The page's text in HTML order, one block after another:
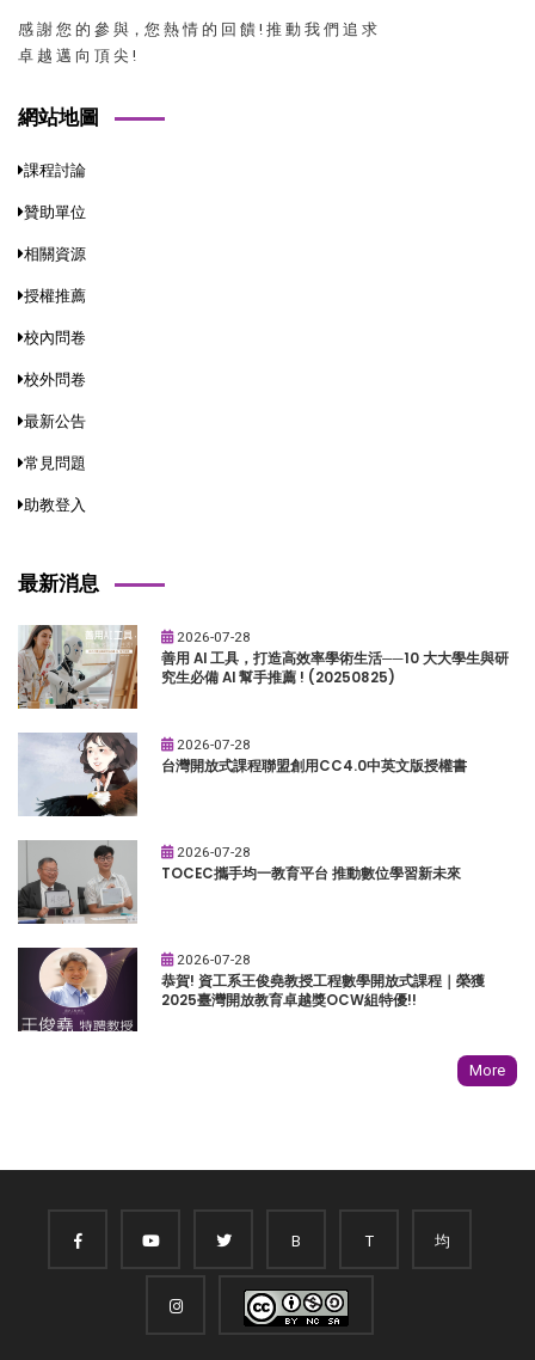
感 謝 您 的 參 與，您 熱 情 的 回 饋 ! 推 動 我 們 追 求
卓 越 邁 向 頂 尖 !
網站地圖
課程討論
贊助單位
相關資源
授權推薦
校內問卷
校外問卷
最新公告
常見問題
助教登入
最新消息
2026-07-28
善用 AI 工具，打造高效率學術生活──10 大大學生與研
究生必備 AI 幫手推薦 ! (20250825)
2026-07-28
台灣開放式課程聯盟創用CC4.0中英文版授權書
2026-07-28
TOCEC攜手均一教育平台 推動數位學習新未來
2026-07-28
恭賀! 資工系王俊堯教授工程數學開放式課程｜榮獲
2025臺灣開放教育卓越獎OCW組特優!!
More
B T 均